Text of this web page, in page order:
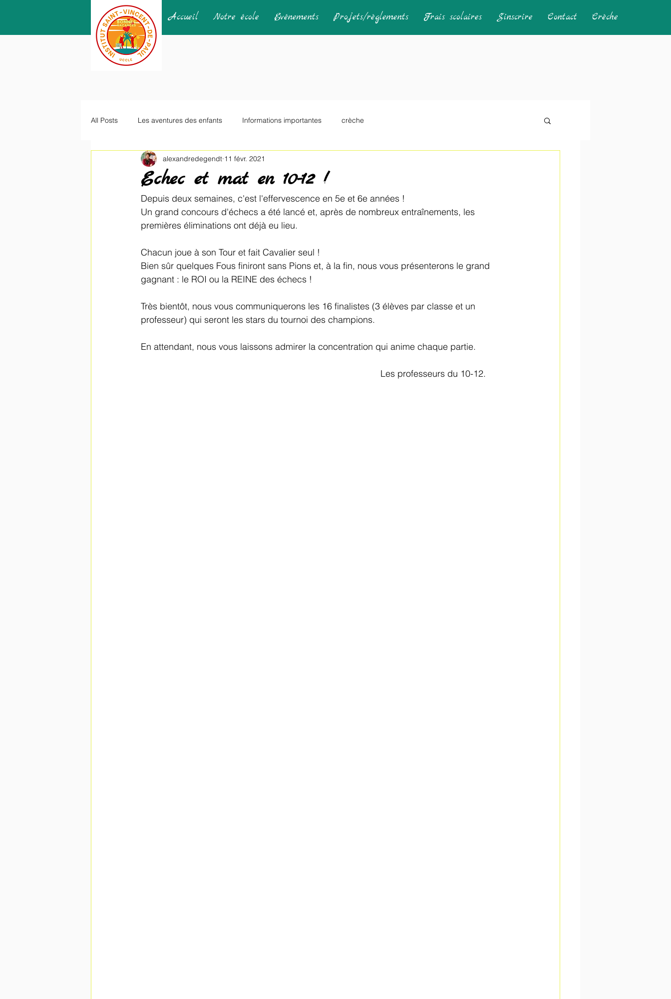
Accueil Notre école Evénements Projets/règlements Frais scolaires S'inscrire Contact Crèche
All Posts Les aventures des enfants Informations importantes crèche
Echec et mat en 10-12 !
alexandredegendt 11 févr. 2021
Depuis deux semaines, c'est l'effervescence en 5e et 6e années !
Un grand concours d'échecs a été lancé et, après de nombreux entraînements, les
premières éliminations ont déjà eu lieu.
Chacun joue à son Tour et fait Cavalier seul !
Bien sûr quelques Fous finiront sans Pions et, à la fin, nous vous présenterons le grand
gagnant : le ROI ou la REINE des échecs !
Très bientôt, nous vous communiquerons les 16 finalistes (3 élèves par classe et un
professeur) qui seront les stars du tournoi des champions.
En attendant, nous vous laissons admirer la concentration qui anime chaque partie.
												Les professeurs du 10-12.